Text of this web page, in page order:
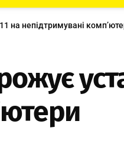
на непідтримувані